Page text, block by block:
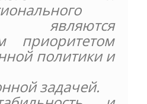
являются
приоритетом
политики и
задачей.